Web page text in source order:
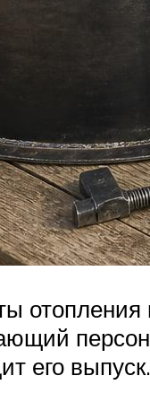
отопления
его